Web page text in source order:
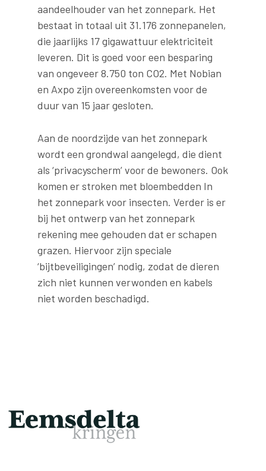
aandeelhouder van het zonnepark. Het
bestaat in totaal uit 31.176 zonnepanelen,
die jaarlijks 17 gigawattuur elektriciteit
leveren. Dit is goed voor een besparing
van ongeveer 8.750 ton CO2. Met Nobian
en Axpo zijn overeenkomsten voor de
duur van 15 jaar gesloten.
Aan de noordzijde van het zonnepark
wordt een grondwal aangelegd, die dient
als ‘privacyscherm’ voor de bewoners. Ook
komen er stroken met bloembedden In
het zonnepark voor insecten. Verder is er
bij het ontwerp van het zonnepark
rekening mee gehouden dat er schapen
grazen. Hiervoor zijn speciale
‘bijtbeveiligingen’ nodig, zodat de dieren
zich niet kunnen verwonden en kabels
niet worden beschadigd.